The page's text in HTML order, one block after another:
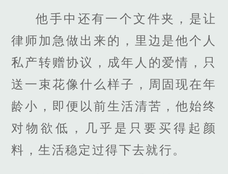
他手中还有一个文件夹，是让
律师加急做出来的，里边是他个人
私产转赠协议，成年人的爱情，只
送一束花像什么样子，周固现在年
龄小，即便以前生活清苦，他始终
对物欲低，几乎是只要买得起颜
料，生活稳定过得下去就行。